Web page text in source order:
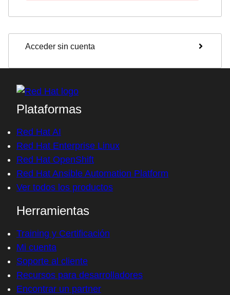
Acceder sin cuenta
Plataformas
Red Hat AI
Red Hat Enterprise Linux
Red Hat OpenShift
Red Hat Ansible Automation Platform
Ver todos los productos
Herramientas
Training y Certificación
Mi cuenta
Soporte al cliente
Recursos para desarrolladores
Encontrar un partner